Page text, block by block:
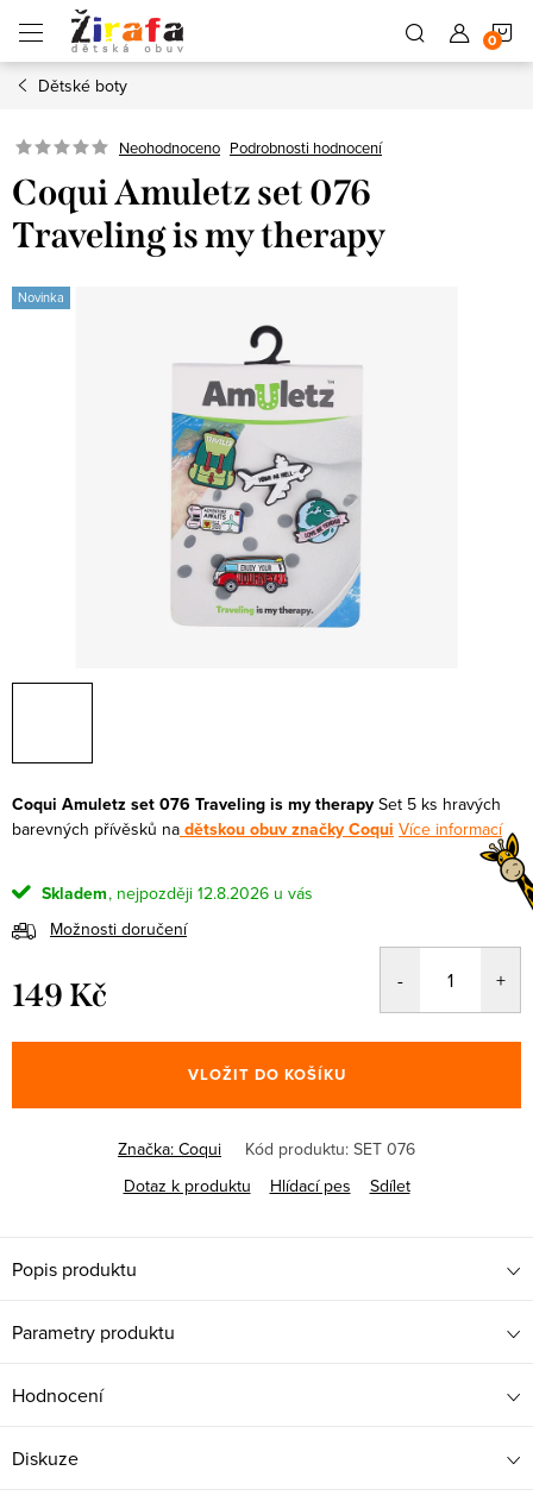
obsah
Dětské boty
Neohodnoceno Podrobnosti hodnocení
Coqui Amuletz set 076
Traveling is my therapy
Novinka
Coqui Amuletz set 076 Traveling is my therapy Set 5 ks hravých
barevných přívěsků na dětskou obuv značky Coqui Více informací
Skladem
12.8.2026
Možnosti doručení
149 Kč
cena:
VLOŽIT DO KOŠÍKU
Značka: Coqui Kód produktu: SET 076
Dotaz k produktu
Hlídací pes Sdílet
Popis produktu
Parametry produktu
Hodnocení
Diskuze